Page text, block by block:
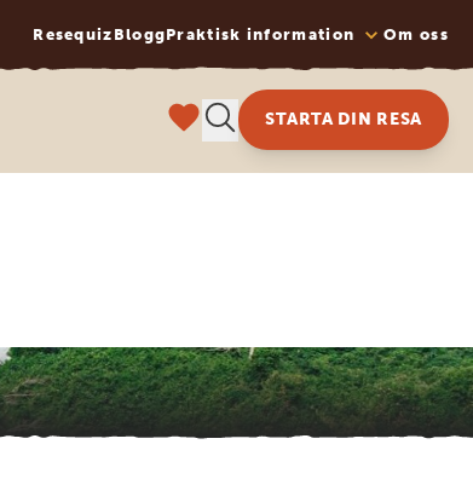
Resequiz BloggPraktisk information Om oss
STARTA DIN RESA